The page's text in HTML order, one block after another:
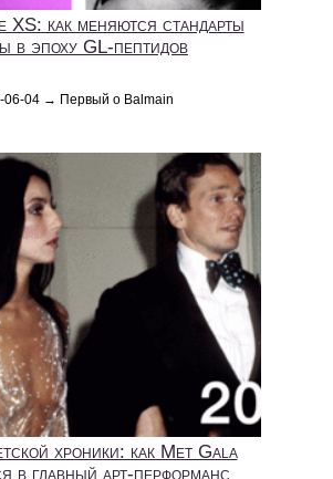
XS: как меняются стандарты
в эпоху GL‑пептидов
06-04 → Первый о Balmain
хроники: как Met Gala
в главный арт-перформанс